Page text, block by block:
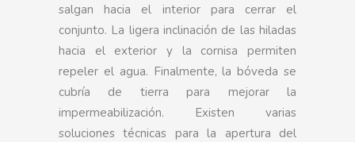
salgan hacia el interior para cerrar el
conjunto. La ligera inclinación de las hiladas
hacia el exterior y la cornisa permiten
repeler el agua. Finalmente, la bóveda se
cubría de tierra para mejorar la
impermeabilización. Existen varias
soluciones técnicas para la apertura del